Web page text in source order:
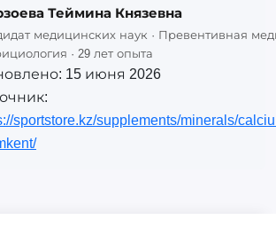
Теймина Князевна
медицинских наук · Превентивная
· 29 лет опыта
15 июня 2026
sportstore.kz/supplements/minerals/